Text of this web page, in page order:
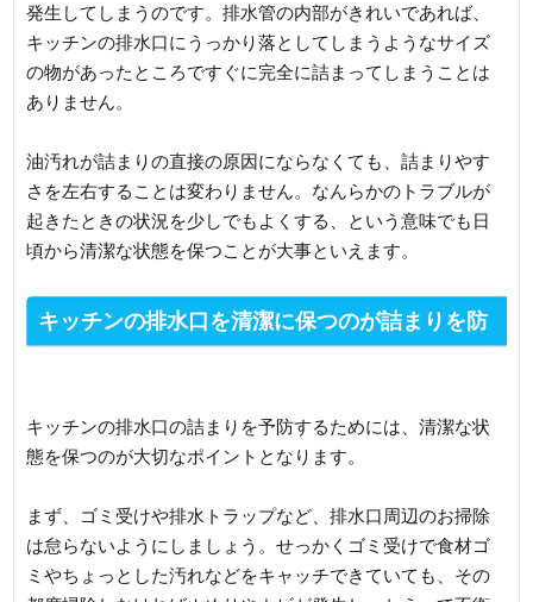
発生してしまうのです。排水管の内部がきれいであれば、
キッチンの排水口にうっかり落としてしまうようなサイズ
の物があったところですぐに完全に詰まってしまうことは
ありません。
油汚れが詰まりの直接の原因にならなくても、詰まりやす
さを左右することは変わりません。なんらかのトラブルが
起きたときの状況を少しでもよくする、という意味でも日
頃から清潔な状態を保つことが大事といえます。
キッチンの排水口を清潔に保つのが詰まりを防
キッチンの排水口の詰まりを予防するためには、清潔な状
態を保つのが大切なポイントとなります。
まず、ゴミ受けや排水トラップなど、排水口周辺のお掃除
は怠らないようにしましょう。せっかくゴミ受けで食材ゴ
ミやちょっとした汚れなどをキャッチできていても、その